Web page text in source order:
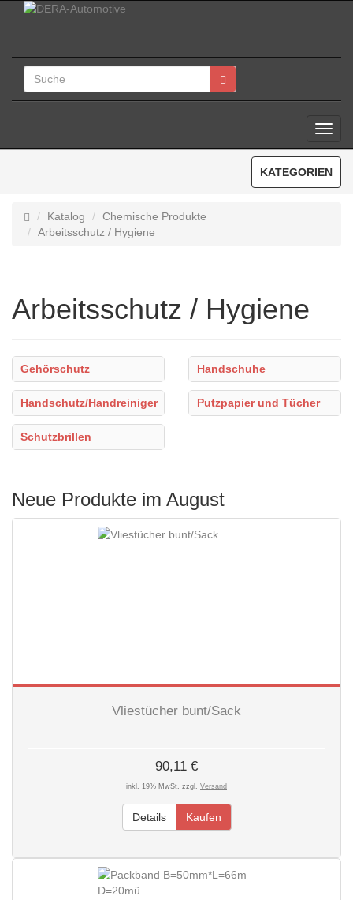
KATEGORIEN
Katalog
Chemische Produkte
Arbeitsschutz / Hygiene
Arbeitsschutz / Hygiene
Gehörschutz Handschuhe
Handschutz/Handreiniger Putzpapier und Tücher
Schutzbrillen
Neue Produkte im August
Vliestücher bunt/Sack
90,11 €
inkl. 19% MwSt. zzgl. Versand
Details Kaufen